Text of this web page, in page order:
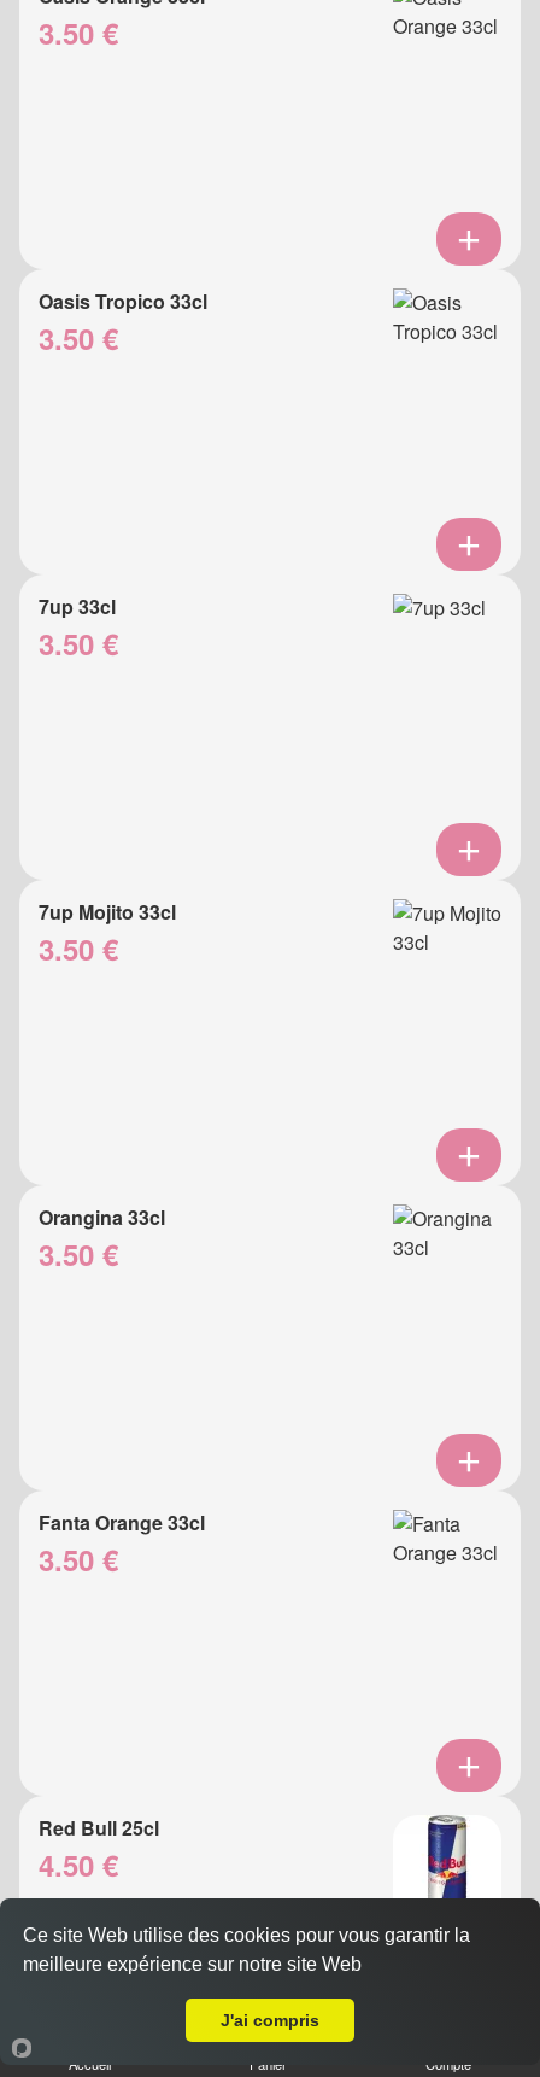
3.50 €
Oasis Tropico 33cl
3.50 €
7up 33cl
3.50 €
7up Mojito 33cl
3.50 €
Orangina 33cl
3.50 €
Fanta Orange 33cl
3.50 €
Red Bull 25cl
4.50 €
Accueil Panier Compte
Ce site Web utilise des cookies pour vous garantir la
meilleure expérience sur notre site Web
J'ai compris